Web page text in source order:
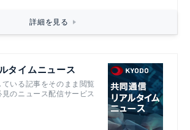
詳細を見る
タイムニュース
いる記事をそのまま閲覧
のニュース配信サービス